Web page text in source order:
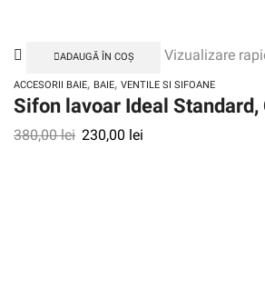
ADAUGĂ ÎN COȘ Vizualizare
ACCESORII BAIE, BAIE, VENTILE SI SIFOANE
Sifon lavoar Ideal Standard,
380,00lei 230,00 lei